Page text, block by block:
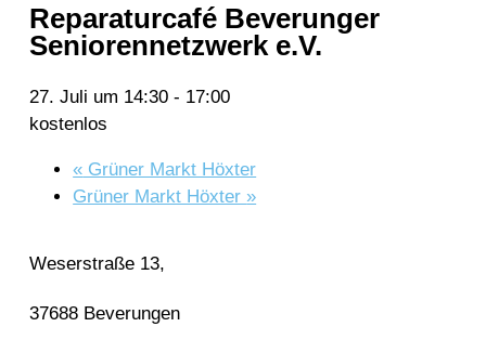
Reparaturcafé Beverunger
Seniorennetzwerk e.V.
27. Juli um 14:30 - 17:00
kostenlos
« Grüner Markt Höxter
Grüner Markt Höxter »
Weserstraße 13,
37688 Beverungen